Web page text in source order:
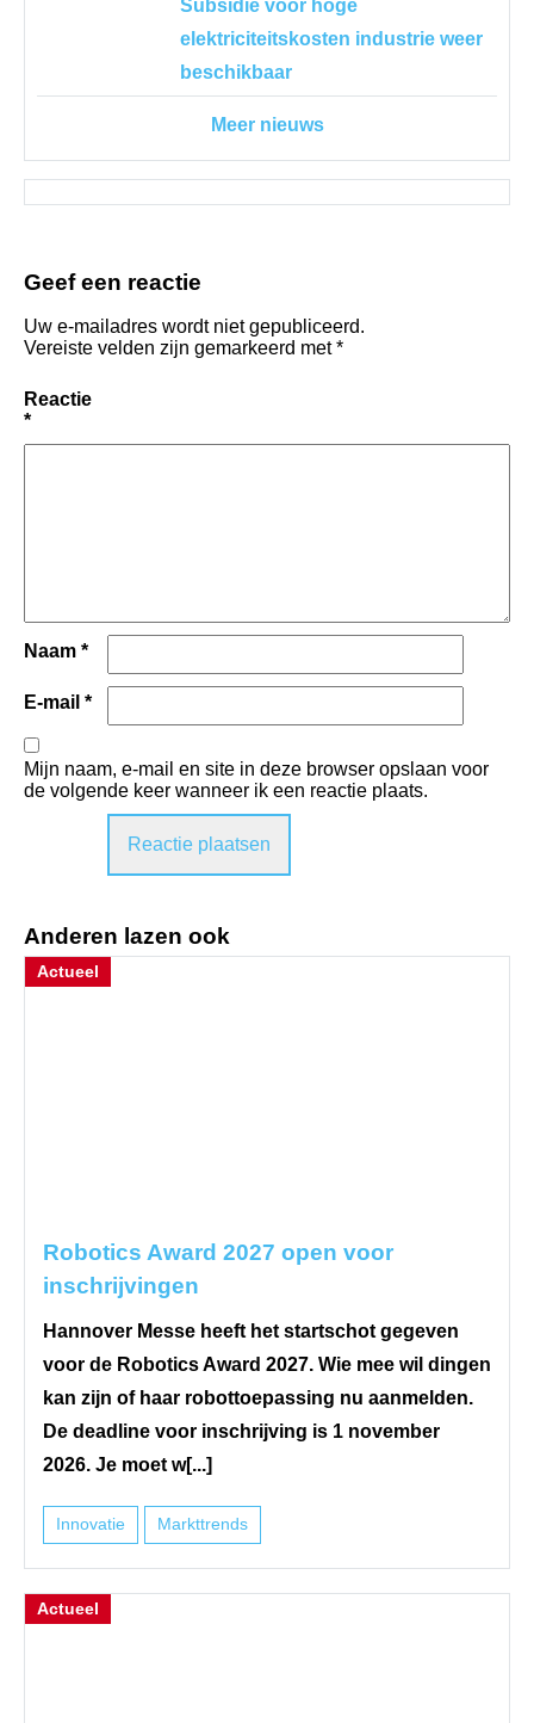
Subsidie voor hoge
elektriciteitskosten industrie weer
beschikbaar
Meer nieuws
Geef een reactie
Uw e-mailadres wordt niet gepubliceerd.
Vereiste velden zijn gemarkeerd met*
Reactie
*
Naam *
E-mail *
Mijn naam, e-mail en site in deze browser opslaan voor
de volgende keer wanneer ik een reactie plaats.
Anderen lazen ook
Actueel
Robotics Award 2027 open voor
inschrijvingen
Hannover Messe heeft het startschot gegeven
voor de Robotics Award 2027. Wie mee wil dingen
kan zijn of haar robottoepassing nu aanmelden.
De deadline voor inschrijving is 1 november
2026. Je moet w[...]
Innovatie Markttrends
Actueel